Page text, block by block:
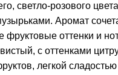
светло-розового
Аромат
фруктовые оттенки и
с оттенками
легкой